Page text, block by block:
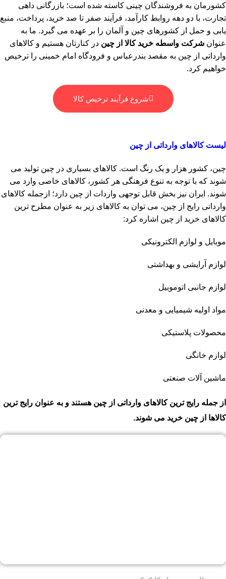
کشورمان به فروشندگان چینی کاسته شده است؛ بازرگانی داهی
تجارت، با دو دهه روابط کارآمد، فرآیند صفر تا صد خرید، پرداخت، منبع
یابی و حمل از کشورهای چین و آلمان را بر عهده می گیرد. ما به
عنوان شرکت واسطه خرید کالا از چین در کنارتان هستیم و کالاهای
وارداتی از چین به مقصد بندرعباس و فرودگاه امام خمینی را ترخیص
خواهیم کرد.
شروع فرآیند ترخیص کالا
لیست کالاهای وارداتی از چین
چین، کشور هزار و یک رنگ است. کالاهای بسیاری در چین تولید می
شوند که با توجه به تنوع فرهنگی هر کشور، کالاهای خاصی وارد می
شوند. ایران نیز بخش قابل توجهی واردات از چین دارد؛ ازجمله کالاهای
وارداتی رایج از چین، می توان به کالاهای زیر به عنوان مطرح ترین
کالاهای خرید از چین اشاره کرد:
موبایل و لوازم الکترونیکی
لوازم آرایشی و بهداشتی
لوازم جانبی اتوموبیل
مواد اولیه شیمیایی و معدنی
محصولات پلاستیکی
لوازم خانگی
ماشین آلات صنعتی
از جمله رایج ترین کالاهای وارداتی از چین هستند و به عنوان رایج ترین
کالاها از چین خرید می شوند.